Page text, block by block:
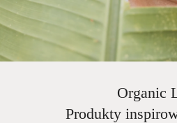
Organic
Produkty